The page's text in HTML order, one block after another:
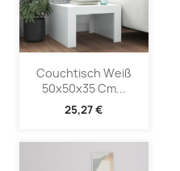
Couchtisch Weiß
50x50x35 Cm...
25,27 €